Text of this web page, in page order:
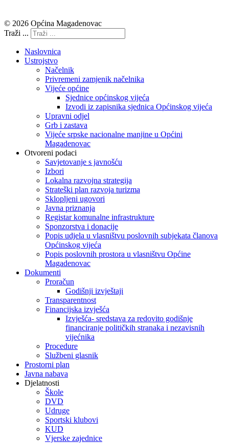
© 2026 Općina Magadenovac
Traži ...
Naslovnica
Ustrojstvo
Načelnik
Privremeni zamjenik načelnika
Vijeće općine
Sjednice općinskog vijeća
Izvodi iz zapisnika sjednica Općinskog vijeća
Upravni odjel
Grb i zastava
Vijeće srpske nacionalne manjine u Općini
Magadenovac
Otvoreni podaci
Savjetovanje s javnošću
Izbori
Lokalna razvojna strategija
Strateški plan razvoja turizma
Sklopljeni ugovori
Javna priznanja
Registar komunalne infrastrukture
Sponzorstva i donacije
Popis udjela u vlasništvu poslovnih subjekata članova
Općinskog vijeća
Popis poslovnih prostora u vlasništvu Općine
Magadenovac
Dokumenti
Proračun
Godišnji izvještaji
Transparentnost
Financijska izvješća
Izvješća- sredstava za redovito godišnje
financiranje političkih stranaka i nezavisnih
vijećnika
Procedure
Službeni glasnik
Prostorni plan
Javna nabava
Djelatnosti
Škole
DVD
Udruge
Sportski klubovi
KUD
Vjerske zajednice